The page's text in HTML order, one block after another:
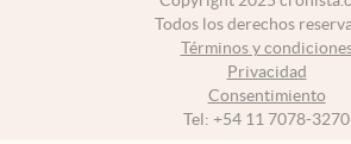
Todos los derechos
Términos y
Privacidad
Consentimiento
Tel: +54 11 7078-3270